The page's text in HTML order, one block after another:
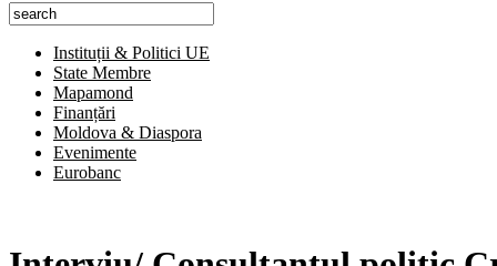
Instituții & Politici UE
State Membre
Mapamond
Finanțări
Moldova & Diaspora
Evenimente
Eurobanc